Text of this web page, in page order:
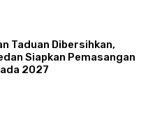
Taduan Dibersihkan,
Siapkan Pemasangan
2027